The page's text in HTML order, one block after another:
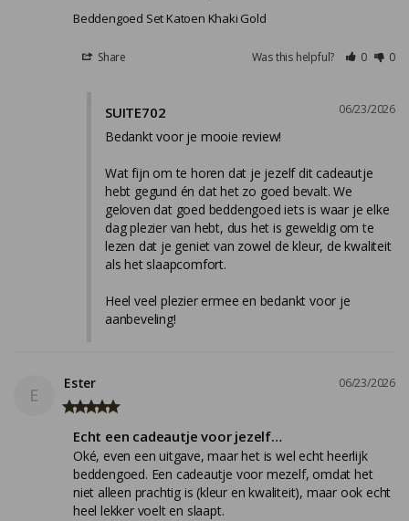
Beddengoed Set Katoen Khaki Gold
Share Was this helpful? 0 0
06/23/2026
SUITE702
Bedankt voor je mooie review!
Wat fijn om te horen dat je jezelf dit cadeautje
hebt gegund én dat het zo goed bevalt. We
geloven dat goed beddengoed iets is waar je elke
dag plezier van hebt, dus het is geweldig om te
lezen dat je geniet van zowel de kleur, de kwaliteit
als het slaapcomfort.
Heel veel plezier ermee en bedankt voor je
aanbeveling!
E
06/23/2026
Ester
Echt een cadeautje voor jezelf…
Oké, even een uitgave, maar het is wel echt heerlijk
beddengoed. Een cadeautje voor mezelf, omdat het
niet alleen prachtig is (kleur en kwaliteit), maar ook echt
heel lekker voelt en slaapt.